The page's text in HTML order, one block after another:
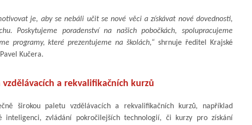
je, aby se nebáli učit se nové věci a získávat nové dovednosti,
Poskytujeme poradenství na našich pobočkách, spolupracujeme
programy, které prezentujeme na školách,“ shrnuje ředitel Krajské
Kučera.
a rekvalifikačních kurzů
širokou paletu vzdělávacích a rekvalifikačních kurzů, například
zvládání pokročilejších technologií, či kurzy pro získání